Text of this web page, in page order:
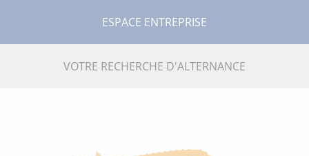
ESPACE ENTREPRISE
VOTRE RECHERCHE D'ALTERNANCE